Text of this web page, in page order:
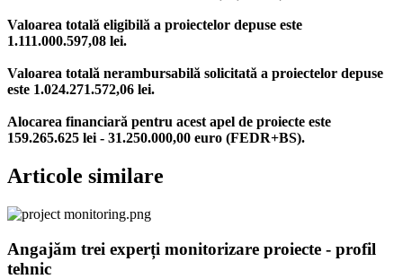
Valoarea totală eligibilă a proiectelor depuse este
1.111.000.597,08 lei.
Valoarea totală nerambursabilă solicitată a proiectelor depuse
este 1.024.271.572,06 lei.
Alocarea financiară pentru acest apel de proiecte este
159.265.625 lei - 31.250.000,00 euro (FEDR+BS).
Articole similare
Angajăm trei experți monitorizare proiecte - profil
tehnic